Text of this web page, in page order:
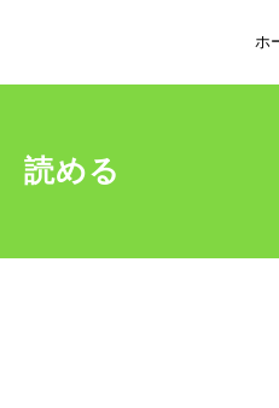
ホ
読める